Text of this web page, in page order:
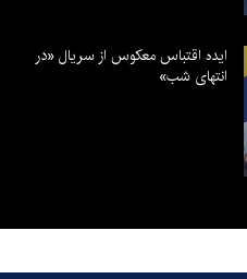
ایده اقتباس معکوس از سریال «در
انتهای شب»